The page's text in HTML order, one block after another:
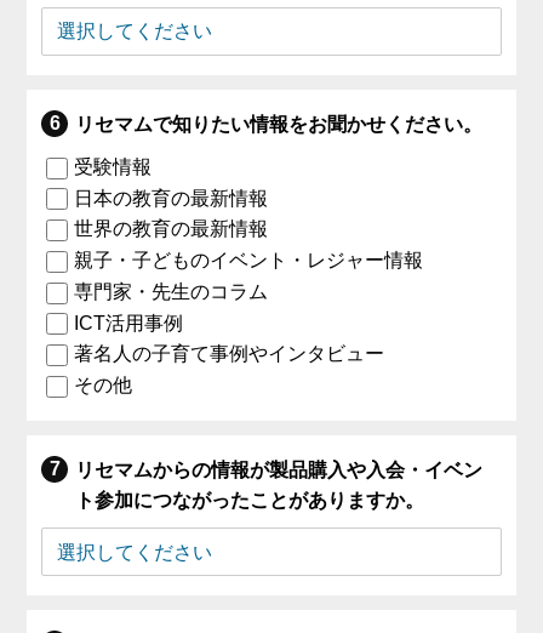
リセマムで知りたい情報をお聞かせください。
受験情報
日本の教育の最新情報
世界の教育の最新情報
親子・子どものイベント・レジャー情報
専門家・先生のコラム
ICT活用事例
著名人の子育て事例やインタビュー
その他
リセマムからの情報が製品購入や入会・イベン
ト参加につながったことがありますか。